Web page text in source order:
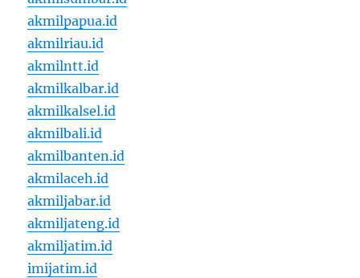
akmilpapua.id
akmilriau.id
akmilntt.id
akmilkalbar.id
akmilkalsel.id
akmilbali.id
akmilbanten.id
akmilaceh.id
akmiljabar.id
akmiljateng.id
akmiljatim.id
imijatim.id